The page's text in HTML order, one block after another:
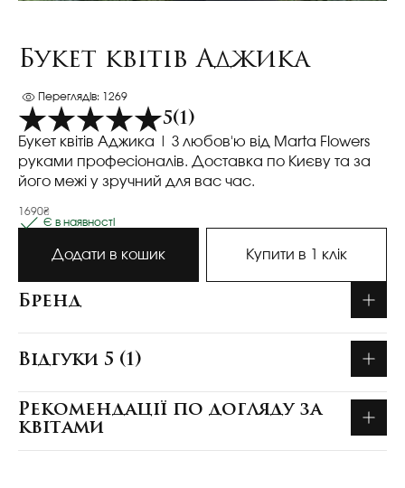
Букет квітів Аджика
Переглядів: 1269
5(1)
Букет квітів Аджика
| З любов'ю від Marta Flowers
руками професіоналів. Доставка по Києву та за
його межі у зручний для вас час.
1690₴
Є в наявності
Додати в кошик Купити в 1 клік
Бренд
Відгуки 5 (1)
Рекомендації по догляду за
квітами